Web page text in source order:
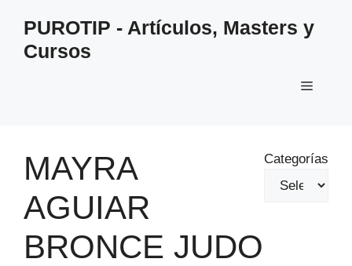
contenido
PUROTIP - Artículos, Masters y
Cursos
Menú
MAYRA
AGUIAR
BRONCE JUDO
Categorías